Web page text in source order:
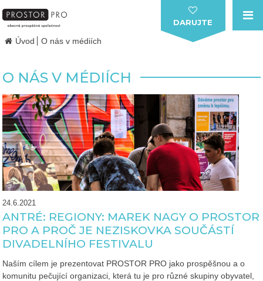
DARUJTE
Úvod
O nás v médiích
O NÁS V MÉDIÍCH
24.6.2021
ANTRÉ: REGIONY: MAREK NAGY O PROSTOR
PRO A PROČ JE NEZISKOVKA SOUČÁSTÍ
DIVADELNÍHO FESTIVALU
Naším cílem je prezentovat PROSTOR PRO jako prospěšnou a o
komunitu pečující organizaci, která tu je pro různé skupiny obyvatel,